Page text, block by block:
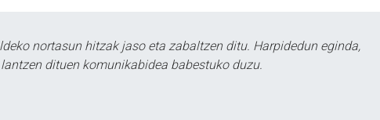
nortasun hitzak jaso eta zabaltzen ditu. Harpidedun eginda,
dituen komunikabidea babestuko duzu.